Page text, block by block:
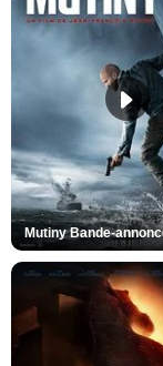
Mutiny Bande-